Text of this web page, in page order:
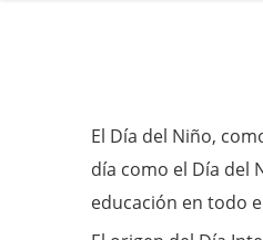
El Día del Niño,
día como el Día del
educación en todo